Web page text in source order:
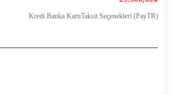
Kredi Banka KartıTaksit Seçenekleri (PayTR)